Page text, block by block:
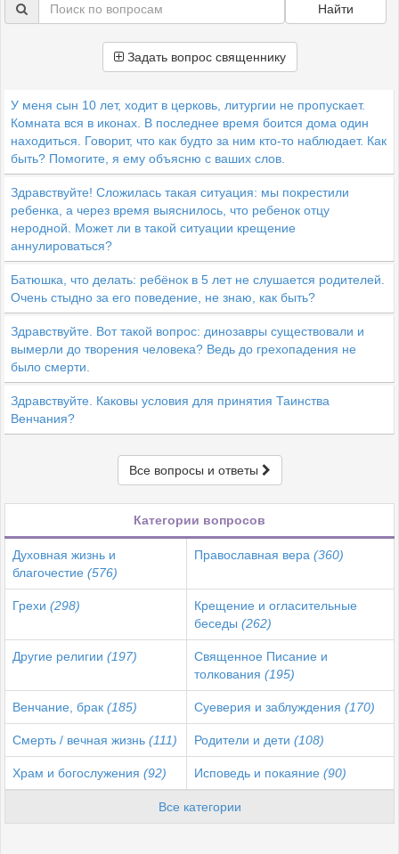
Найти
Задать вопрос священнику
У меня сын 10 лет, ходит в церковь, литургии не пропускает.
Комната вся в иконах. В последнее время боится дома один
находиться. Говорит, что как будто за ним кто-то наблюдает. Как
быть? Помогите, я ему объясню с ваших слов.
Здравствуйте! Сложилась такая ситуация: мы покрестили
ребенка, а через время выяснилось, что ребенок отцу
неродной. Может ли в такой ситуации крещение
аннулироваться?
Батюшка, что делать: ребёнок в 5 лет не слушается родителей.
Очень стыдно за его поведение, не знаю, как быть?
Здравствуйте. Вот такой вопрос: динозавры существовали и
вымерли до творения человека? Ведь до грехопадения не
было смерти.
Здравствуйте. Каковы условия для принятия Таинства
Венчания?
Все вопросы и ответы
Категории вопросов
Духовная жизнь и
благочестие (576)
Православная вера (360)
Грехи (298)
Крещение и огласительные
беседы (262)
Другие религии (197)
Священное Писание и
толкования (195)
Венчание, брак (185) Суеверия и заблуждения (170)
Смерть / вечная жизнь (111) Родители и дети (108)
Храм и богослужения (92) Исповедь и покаяние (90)
Все категории